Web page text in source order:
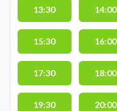
13:30 14:00
15:30 16:00
17:30 18:00
19:30 20:00